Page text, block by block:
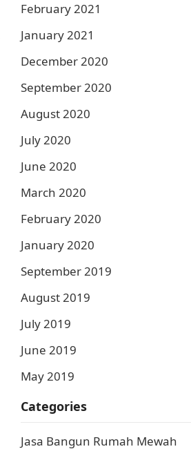
February 2021
January 2021
December 2020
September 2020
August 2020
July 2020
June 2020
March 2020
February 2020
January 2020
September 2019
August 2019
July 2019
June 2019
May 2019
Categories
Jasa Bangun Rumah Mewah